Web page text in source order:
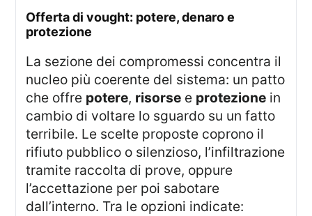
offerta di vought: potere, denaro e
protezione
La sezione dei compromessi concentra il
nucleo più coerente del sistema: un patto
che offre potere, risorse e protezione in
cambio di voltare lo sguardo su un fatto
terribile. Le scelte proposte coprono il
rifiuto pubblico o silenzioso, l’infiltrazione
tramite raccolta di prove, oppure
l’accettazione per poi sabotare
dall’interno. Tra le opzioni indicate: